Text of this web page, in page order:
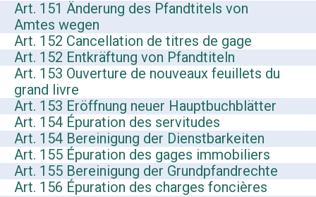
Art. 151 Änderung des Pfandtitels von
Amtes wegen
Art. 152 Cancellation de titres de gage
Art. 152 Entkräftung von Pfandtiteln
Art. 153 Ouverture de nouveaux feuillets du
grand livre
Art. 153 Eröffnung neuer Hauptbuchblätter
Art. 154 Épuration des servitudes
Art. 154 Bereinigung der Dienstbarkeiten
Art. 155 Épuration des gages immobiliers
Art. 155 Bereinigung der Grundpfandrechte
Art. 156 Épuration des charges foncières